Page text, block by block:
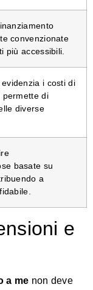
convenzionate
più accessibili.
i costi di
permette di
diverse
basate su
a
e
a me non deve